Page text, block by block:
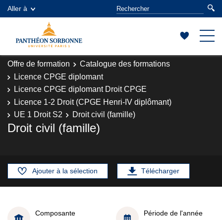
Aller à
Offre de formation
Catalogue des formations
Licence CPGE diplomant
Licence CPGE diplomant Droit CPGE
Licence 1-2 Droit (CPGE Henri-IV diplômant)
UE 1 Droit S2
Droit civil (famille)
Droit civil (famille)
Ajouter à la sélection Télécharger
Composante
Période de l'année